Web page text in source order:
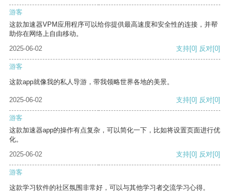
游客
这款加速器VPM应用程序可以给你提供最高速度和安全性的连接，并帮
助你在网络上自由移动。
2025-06-02
支持[0] 反对[0]
游客
这款app就像我的私人导游，带我领略世界各地的美景。
2025-06-02 支持[0] 反对[0]
游客
这款加速器app的操作有点复杂，可以简化一下，比如将设置页面进行优
化。
2025-06-02
支持[0] 反对[0]
游客
这款学习软件的社区氛围非常好，可以与其他学习者交流学习心得。